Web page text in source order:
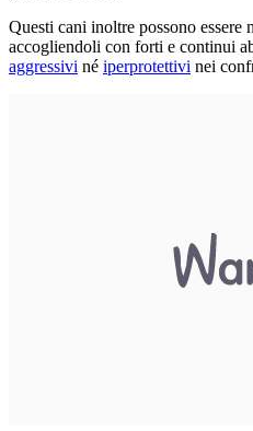
Questi cani inoltre possono
accogliendoli con forti e continui
aggressivi né iperprotettivi nei